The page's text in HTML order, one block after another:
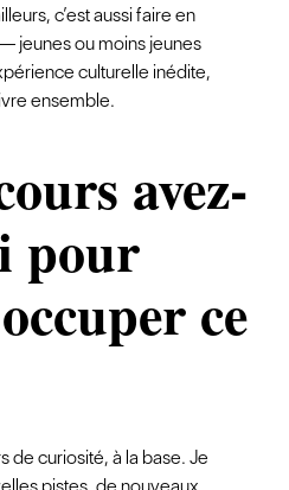
c’est aussi faire en
jeunes ou moins jeunes
culturelle inédite,
ensemble.
avez-
pour
ce
de curiosité, à la base. Je